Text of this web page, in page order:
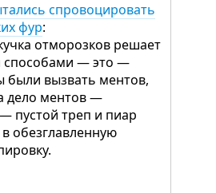
спровоцировать
фур:
отморозков решает
способами — это —
были вызвать ментов,
дело ментов —
пустой треп и пиар
обезглавленную